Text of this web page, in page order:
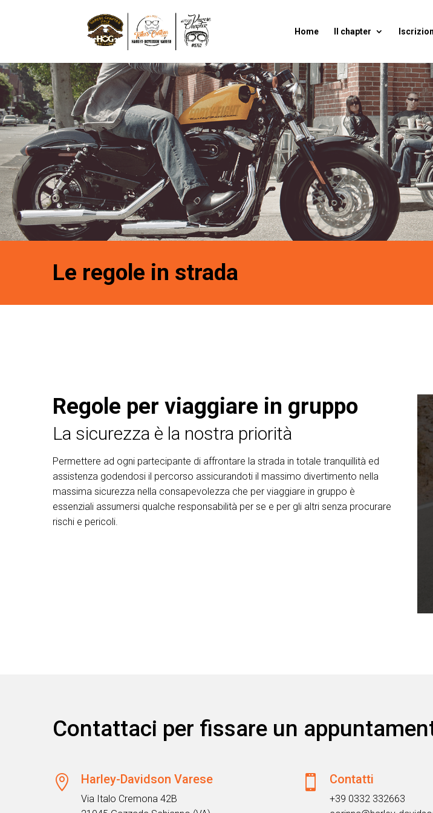
Home Il chapter
Le regole in strada
Regole per viaggiare in gruppo
La sicurezza è la nostra priorità
Permettere ad ogni partecipante di affrontare la strada in totale tranquillità ed
assistenza godendosi il percorso assicurandoti il massimo divertimento nella
massima sicurezza nella consapevolezza che per viaggiare in gruppo è
essenziali assumersi qualche responsabilità per se e per gli altri senza procurare
rischi e pericoli.
Contattaci per fissare un
 Harley-Davidson Varese
Via Italo Cremona 42B
 Contatti
+39 0332 332663